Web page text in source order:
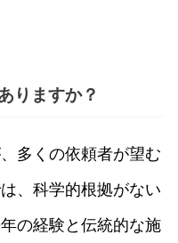
りますか？
多くの依頼者が望む
、科学的根拠がない
の経験と伝統的な施